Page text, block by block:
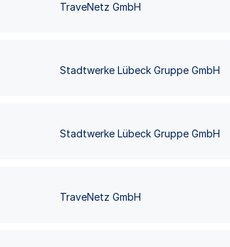
TraveNetz GmbH
Stadtwerke Lübeck Gruppe GmbH
Stadtwerke Lübeck Gruppe GmbH
TraveNetz GmbH